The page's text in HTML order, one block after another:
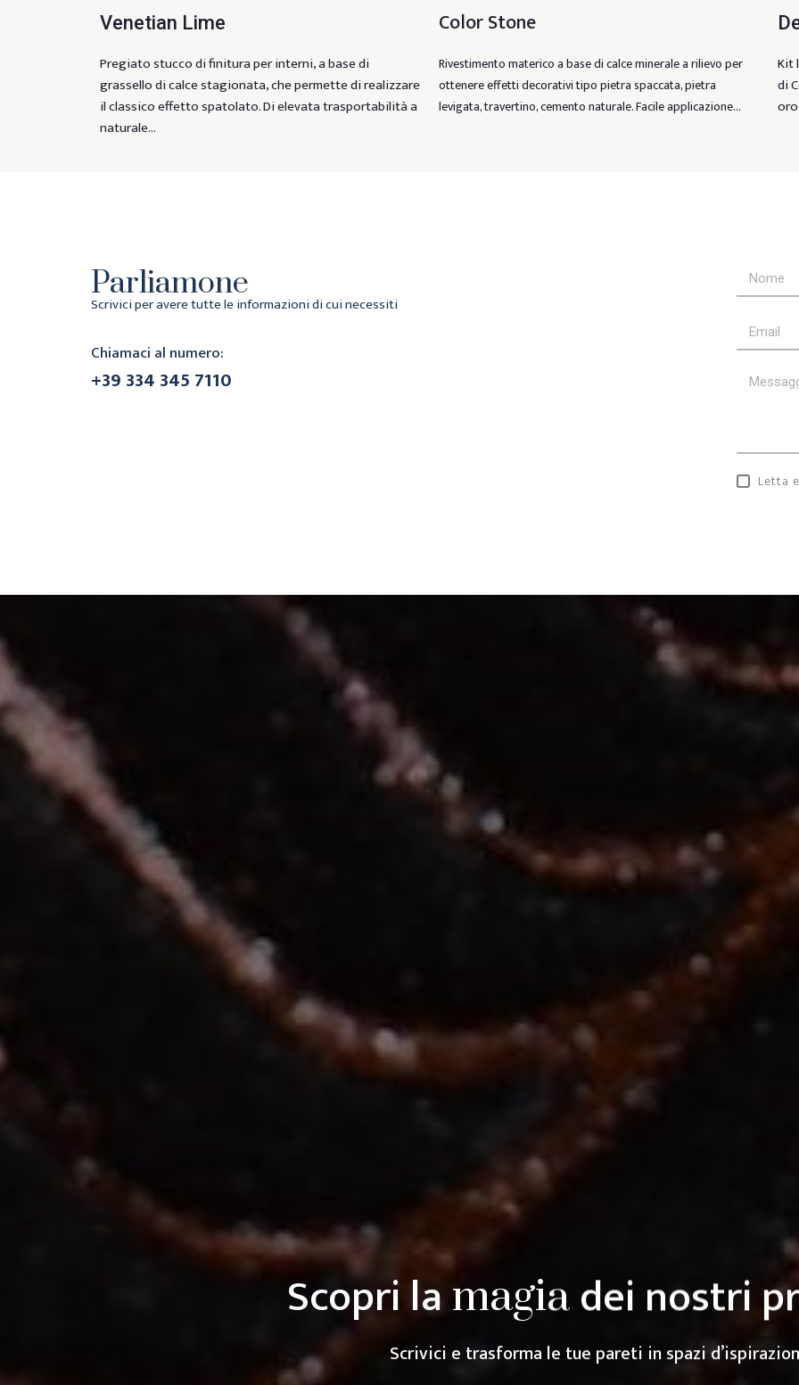
Venetian Lime
Pregiato stucco di finitura per interni, a base di
grassello di calce stagionata, che permette di realizzare
il classico effetto spatolato. Di elevata trasportabilità a
naturale…
Color Stone
Rivestimento materico a base di calce minerale a rilievo per
ottenere effetti decorativi tipo pietra spaccata, pietra
levigata, travertino, cemento naturale. Facile applicazione…
Kit
di
Parliamone
Scrivici per avere tutte le informazioni di cui necessiti
Chiamaci al numero:
+39 334 345 7110
Letta
Scopri lamagia dei nostri
Scrivici e trasforma le tue pareti inespressione de